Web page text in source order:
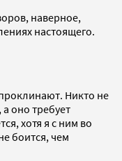
наверное,
настоящего.
Никто не
оно требует
хотя я с ним во
боится, чем